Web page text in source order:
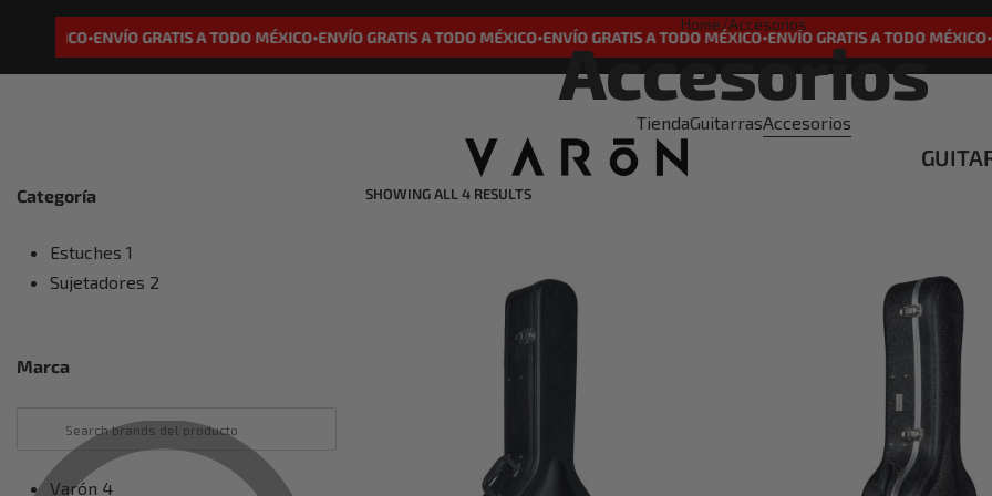
MÉXICO•ENVÍO GRATIS A TODO MÉXICO•ENVÍO GRATIS A TODO MÉXICO•ENVÍO GRATIS A TODO MÉXICO•ENVÍO GRATIS A TODO MÉXICO•
Home/Accesorios
Accesorios
TiendaGuitarrasAccesorios
Categoría
Estuches 1
Sujetadores 2
Marca
Varón 4
SHOWING ALL 4 RESULTS